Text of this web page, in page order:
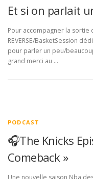
Et si on parlait
Pour accompagner la sortie
REVERSE/BasketSession
pour parler un peu/
grand merci au …
PODCAST
🎧The Knicks
Comeback »
Une nouvelle saison Nba